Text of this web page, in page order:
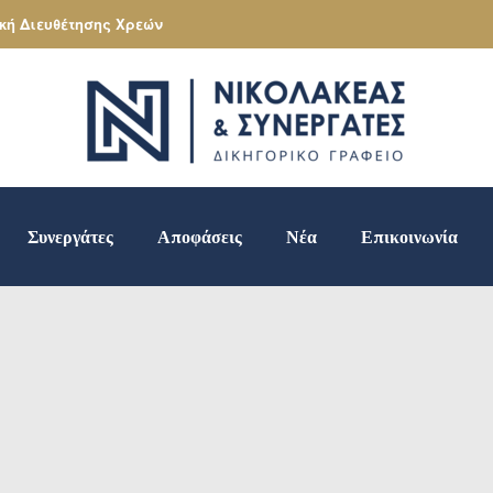
Διευθέτησης Χρεών
Συνεργάτες Αποφάσεις Νέα Επικοινωνία